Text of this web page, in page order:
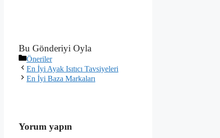
Bu Gönderiyi Oyla
Kategoriler
Öneriler
En İyi Ayak Isıtıcı Tavsiyeleri
En İyi Baza Markaları
Yorum yapın